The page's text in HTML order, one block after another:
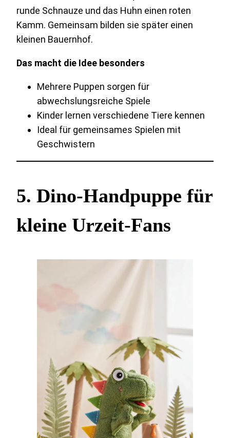
runde Schnauze und das Huhn einen roten
Kamm. Gemeinsam bilden sie später einen
kleinen Bauernhof.
Das macht die Idee besonders
Mehrere Puppen sorgen für
abwechslungsreiche Spiele
Kinder lernen verschiedene Tiere kennen
Ideal für gemeinsames Spielen mit
Geschwistern
5. Dino-Handpuppe für
kleine Urzeit-Fans